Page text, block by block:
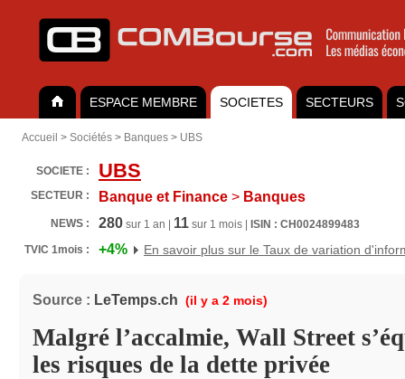
ESPACE MEMBRE SOCIETES SECTEURS
Accueil > Sociétés > Banques > UBS
SOCIETE : UBS
SECTEUR : Banque et Finance > Banques
NEWS : 280 sur 1 an | 11 sur 1 mois |
ISIN : CH0024899483
TVIC 1mois :
+4% En savoir plus sur le Taux de variation
Source : LeTemps.ch (il y a 2 mois)
Malgré l’accalmie, Wall Street
les risques de la dette privée